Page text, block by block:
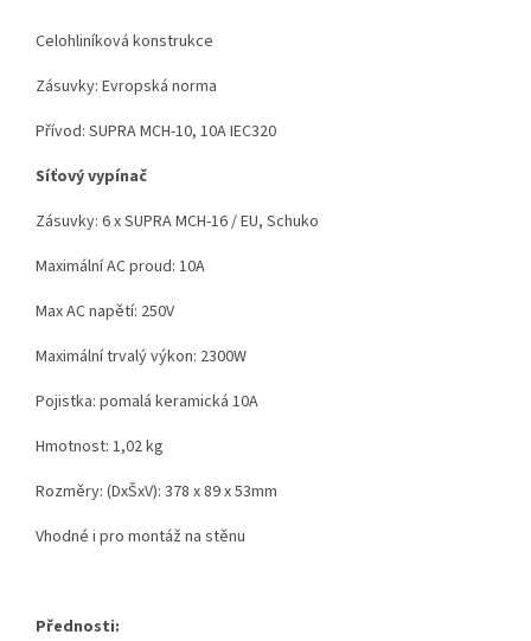
Celohliníková konstrukce
Zásuvky: Evropská norma
Přívod: SUPRAMCH-10, 10AIEC320
Síťový vypínač
Zásuvky: 6xSUPRAMCH-16/ EU, Schuko
MaximálníACproud: 10A
MaxACnapětí: 250V
Maximálnítrvalý výkon: 2300W
Pojistka: pomalá keramická 10A
Hmotnost: 1,02 kg
Rozměry: (DxŠxV): 378 x 89 x 53mm
Vhodné i pro montáž na stěnu
Přednosti: